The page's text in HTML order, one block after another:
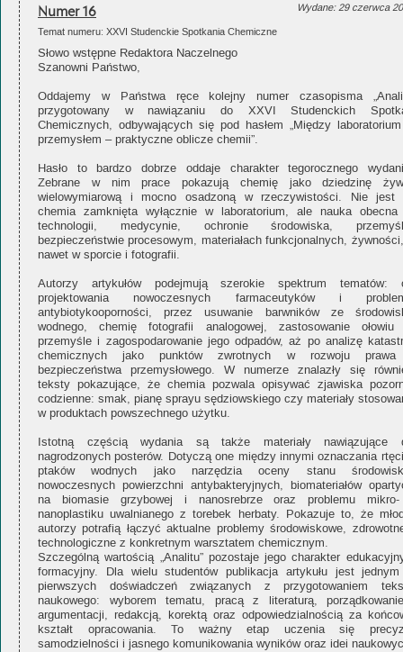
Numer 16
Wydane: 29 czerwca
Temat numeru: XXVI Studenckie Spotkania Chemiczne
Słowo wstępne Redaktora Naczelnego
Szanowni Państwo,
Oddajemy w Państwa ręce kolejny numer czasopisma
przygotowany w nawiązaniu do XXVI Studenckich
Chemicznych, odbywających się pod hasłem „Między
przemysłem – praktyczne oblicze chemii”.
Hasło to bardzo dobrze oddaje charakter tegorocznego
Zebrane w nim prace pokazują chemię jako dziedzinę
wielowymiarową i mocno osadzoną w rzeczywistości. Nie jest
chemia zamknięta wyłącznie w laboratorium, ale nauka
technologii, medycynie, ochronie środowiska,
bezpieczeństwie procesowym, materiałach funkcjonalnych,
nawet w sporcie i fotografii.
Autorzy artykułów podejmują szerokie spektrum tematów:
projektowania nowoczesnych farmaceutyków i
antybiotykooporności, przez usuwanie barwników ze
wodnego, chemię fotografii analogowej, zastosowanie ołowiu
przemyśle i zagospodarowanie jego odpadów, aż po analizę
chemicznych jako punktów zwrotnych w rozwoju
bezpieczeństwa przemysłowego. W numerze znalazły się
teksty pokazujące, że chemia pozwala opisywać zjawiska
codzienne: smak, pianę sprayu sędziowskiego czy materiały
w produktach powszechnego użytku.
Istotną częścią wydania są także materiały nawiązujące
nagrodzonych posterów. Dotyczą one między innymi oznaczania
ptaków wodnych jako narzędzia oceny stanu
nowoczesnych powierzchni antybakteryjnych, biomateriałów
na biomasie grzybowej i nanosrebrze oraz problemu
nanoplastiku uwalnianego z torebek herbaty. Pokazuje to, że
autorzy potrafią łączyć aktualne problemy środowiskowe,
technologiczne z konkretnym warsztatem chemicznym.
Szczególną wartością „Analitu” pozostaje jego charakter
formacyjny. Dla wielu studentów publikacja artykułu jest
pierwszych doświadczeń związanych z przygotowaniem
naukowego: wyborem tematu, pracą z literaturą,
argumentacji, redakcją, korektą oraz odpowiedzialnością za
kształt opracowania. To ważny etap uczenia się
samodzielności i jasnego komunikowania wyników oraz idei